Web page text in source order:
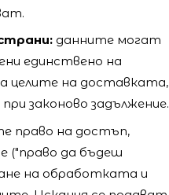
данните могат
единствено на
целите на доставката,
законово задължение.
право на достъп,
("право да бъдеш
на обработката и